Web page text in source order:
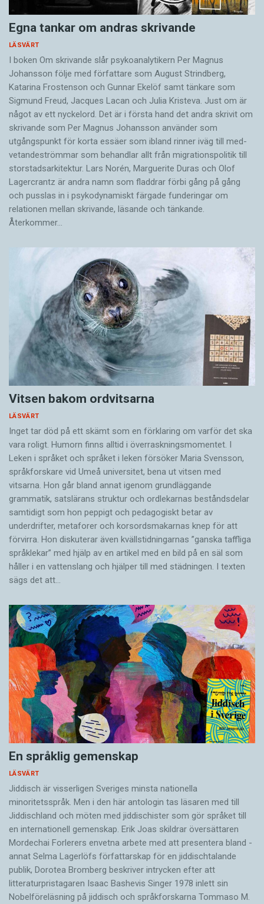
Egna tankar om andras skrivande
LÄSVÄRT
I boken Om skrivande slår psykoanalytikern Per Magnus
Johansson följe med författare som August Strindberg,
Katarina Frostenson och Gunnar Ekelöf samt tänkare som
Sigmund Freud, Jacques Lacan och Julia Kristeva. Just om är
något av ett nyckelord. Det är i första hand det andra skrivit om
skrivande som Per Magnus Johansson använder som
utgångspunkt för korta essäer som ibland rinner iväg till med­
vetandeströmmar som behandlar allt från migrationspolitik till
storstadsarkitektur. Lars Norén, Marguerite Duras och Olof
Lagercrantz är andra namn som fladdrar förbi gång på gång
och pusslas in i psykodynamiskt färgade funderingar om
relationen mellan skrivande, läsande och tänkande.
Återkommer…
Vitsen bakom ordvitsarna
LÄSVÄRT
Inget tar död på ett skämt som en förklaring om varför det ska
vara roligt. Humorn finns alltid i överrask­ningsmomentet. I
Leken i språket och språket i leken för­söker Maria Svensson,
språkforskare vid Umeå universitet, bena ut vitsen med
vitsarna. Hon går bland annat igenom grundläggande
grammatik, satslärans struktur och ord­lekarnas beståndsdelar
samtidigt som hon peppigt och pedagogiskt betar av
underdrifter, meta­forer och korsords­makarnas knep för att
förvirra. Hon diskuterar även ­kvällstidningarnas ”ganska taffliga
språklekar” med hjälp av en artikel med en bild på en säl som
håller i en vatten­slang och hjälper till med städningen. I ­texten
sägs det att…
En språklig gemenskap
LÄSVÄRT
Jiddisch är visserligen Sveriges minsta nationella
minoritetsspråk. Men i den här antologin tas läsaren med till
Jiddischland och möten med jiddischister som gör språket till
en internationell gemenskap. Erik Joas skildrar översättaren
Morde­chai Forlerers envetna arbete med att presentera bland ­
annat Selma Lagerlöfs författarskap för en jiddisch­talande
publik, Dorotea Bromberg beskriver intrycken efter att
litteraturpristagaren Isaac Bashevis Singer 1978 inlett sin
Nobelföreläsning på jiddisch och språkforskarna Tommaso M.